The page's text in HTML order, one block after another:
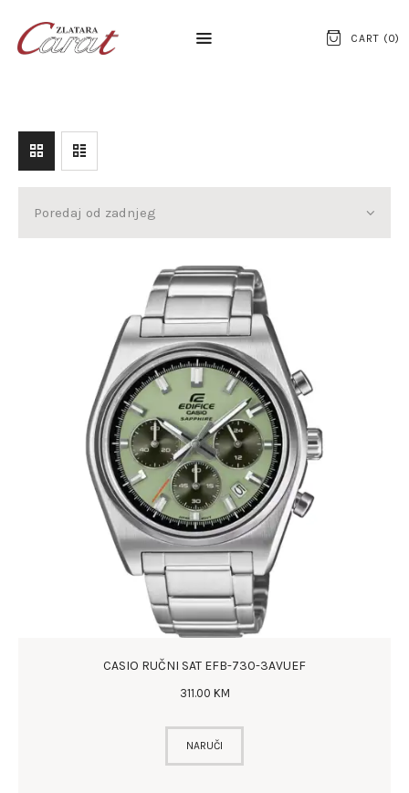
CART (0)
NASLOVNA
O NAMA
KONTAKT
SREBRNI NAKIT
ZLATNI NAKIT
CASIO RUČNI SAT EFB-730-3AVUEF
311.00 KM
NARUČI